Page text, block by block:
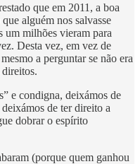
que em 2011, a boa
alguém nos salvasse
um milhões vieram para
Desta vez, em vez de
a perguntar se não era
direitos.
e condigna, deixámos de
de ter direito a
dobrar o espírito
(porque quem ganhou